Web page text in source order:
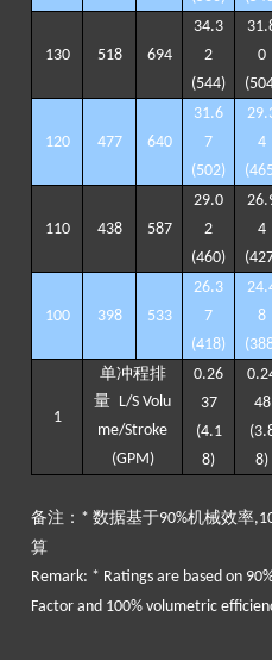
130 518 694
34.3
2
(544)
31.
0
(5
120 477 640
31.6
7
(502)
29.
4
(465
110 438 587
29.0
2
(460)
26.
4
(
100 398 533
26.3
7
(418)
24.
8
(
1
单冲程排
量 L/S Volu
me/Stroke
(GPM)
0.26
37
(4.1
8)
0.
48
(3.
8)
备注： *数据基于90%机械效率
算
Remark: * Ratings are based on
Factor and 100% volumetric